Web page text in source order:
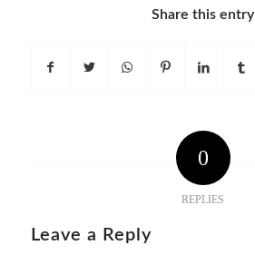
Share this entry
0
REPLIES
Leave a Reply